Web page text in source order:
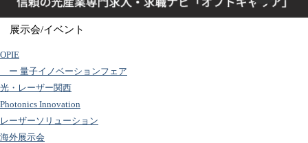
展示会/イベント
OPIE
ー 量子イノベーションフェア
光・レーザー関西
Photonics Innovation
レーザーソリューション
海外展示会